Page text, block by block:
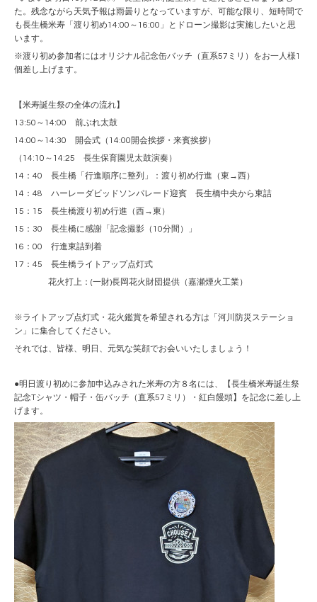
た。残念ながら天気予報は雨曇りとなっていますが、可能な限り、短時間で
も長生橋米寿「渡り初め14:00～16:00」とドローン撮影は実施したいと思
います。
※渡り初め参加者にはオリジナル記念缶バッチ（直系57ミリ）をお一人様1
個差し上げます。
【米寿誕生祭の全体の流れ】
13:50～14:00 前ぶれ太鼓
14:00～14:30 開会式（14:00開会挨拶・来賓挨拶）
（14:10～14:25 長生保育園児太鼓演奏）
14：40 長生橋「行進順序に整列」：渡り初め行進（東→西）
14：48 ハーレーダビッドソンパレード迎賓 長生橋中央から東詰
15：15 長生橋渡り初め行進（西→東）
15：30 長生橋に感謝「記念撮影（10分間）」
16：00 行進東詰到着
17：45 長生橋ライトアップ点灯式
花火打上：(一財)長岡花火財団提供（嘉瀬煙火工業）
※ライトアップ点灯式・花火鑑賞を希望される方は「河川防災ステーショ
ン」に集合してください。
それでは、皆様、明日、元気な笑顔でお会いいたしましょう！
●明日渡り初めに参加申込みされた米寿の方８名には、【長生橋米寿誕生祭
記念Tシャツ・帽子・缶バッチ（直系57ミリ）・紅白饅頭】を記念に差し上
げます。